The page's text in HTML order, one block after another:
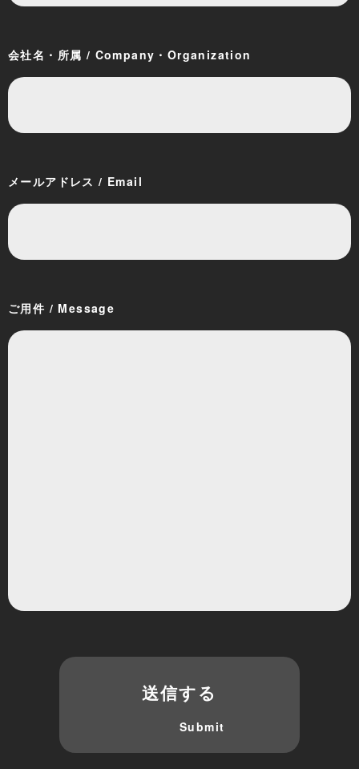
会社名・所属 / Company・Organization
メールアドレス / Email
ご用件 / Message